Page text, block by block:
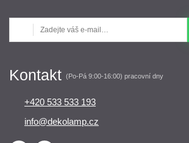
Kontakt (Po-Pá 9:00-16:00) pracovní dny
+420 533 533 193
info@dekolamp.cz